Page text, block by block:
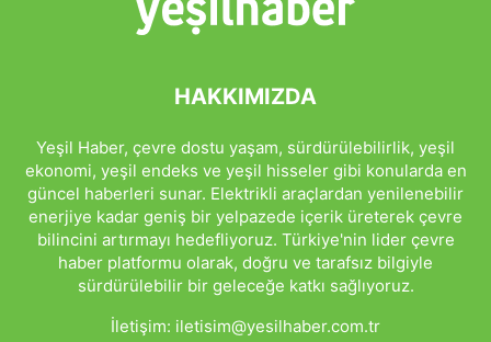
HAKKIMIZDA
Yeşil Haber, çevre dostu yaşam, sürdürülebilirlik, yeşil
ekonomi, yeşil endeks ve yeşil hisseler gibi konularda en
güncel haberleri sunar. Elektrikli araçlardan yenilenebilir
enerjiye kadar geniş bir yelpazede içerik üreterek çevre
bilincini artırmayı hedefliyoruz. Türkiye'nin lider çevre
haber platformu olarak, doğru ve tarafsız bilgiyle
sürdürülebilir bir geleceğe katkı sağlıyoruz.
İletişim: iletisim@yesilhaber.com.tr